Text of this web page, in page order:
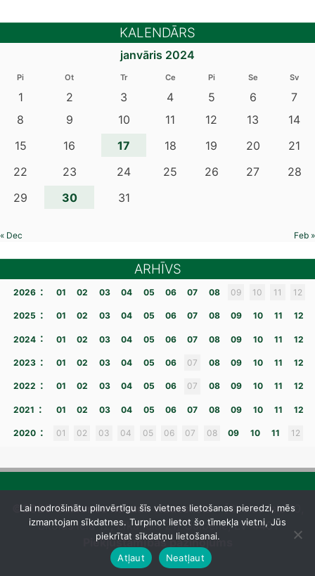
KALENDĀRS
janvāris 2024
Pi Ot Tr Ce Pi Se Sv
1 2 3 4 5 6
7
8
9 10 11 12 13
14
15
16 17 18 19 20
21
22
23 24 25 26 27
28
29
30 31
« Dec Feb »
ARHĪVS
2026 : 01 02 03 04 05 06 07 08 09 10 11 12
2025 : 01 02 03 04 05 06 07 08 09 10 11 12
2024 : 01 02 03 04 05 06 07 08 09 10 11 12
2023 : 01 02 03 04 05 06 07 08 09 10 11 12
2022 : 01 02 03 04 05 06 07 08 09 10 11 12
2021 : 01 02 03 04 05 06 07 08 09 10 11 12
2020 : 01 02 03 04 05 06 07 08 09 10 11 12
©2026 Gulbenes novada vidusskola– [Skolas iela 10,
Skolas iela 12, Līkā iela 21] Gulbene, LV-4401
Piekļūstamības paziņojums
Lai nodrošinātu pilnvērtīgu šīs vietnes lietošanas pieredzi, mēs
izmantojam sīkdatnes. Turpinot lietot šo tīmekļa vietni, Jūs
piekrītat sīkdatņu lietošanai.
Atļaut
Neatļaut